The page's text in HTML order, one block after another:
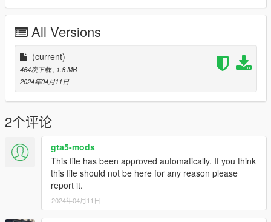
WWE John Cena GULF T-Shirt
Complete！
All Versions
(current)
464次下载 , 1.8 MB
2024年04月11日
2个评论
gta5-mods
This file has been approved automatically. If you think
this file should not be here for any reason please
report it.
2024年04月11日